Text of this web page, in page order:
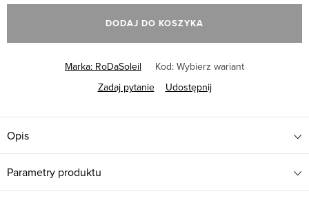
jednostkowa:
DODAJ DO KOSZYKA
Marka: RoDaSoleil Kod: Wybierz wariant
Zadaj pytanie
Udostępnij
Opis
Parametry produktu